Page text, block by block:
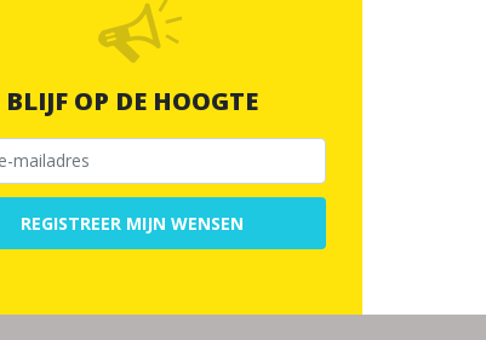
BLIJF OP DE HOOGTE
REGISTREER MIJN WENSEN